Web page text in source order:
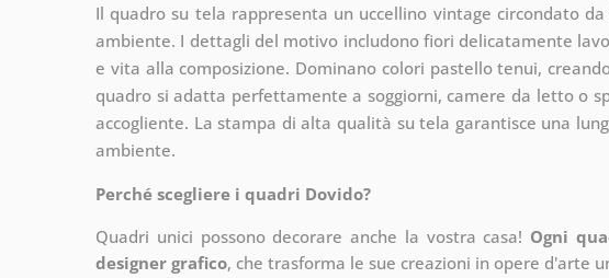
Il quadro su tela rappresenta un uccellino vintage circondato
ambiente. I dettagli del motivo includono fiori delicatamente
e vita alla composizione. Dominano colori pastello tenui,
quadro si adatta perfettamente a soggiorni, camere da letto o
accogliente. La stampa di alta qualità su tela garantisce una
ambiente.
Perché scegliere i quadri Dovido?
Quadri unici possono decorare anche la vostra casa! Ogni
designer grafico, che trasforma le sue creazioni in opere d'arte